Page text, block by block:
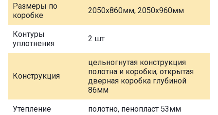
Размеры по
коробке
2050х860мм, 2050х960мм
Контуры
уплотнения
2 шт
Конструкция
цельногнутая конструкция
полотна и коробки, открытая
дверная коробка глубиной
86мм
Утепление полотно, пенопласт 53мм